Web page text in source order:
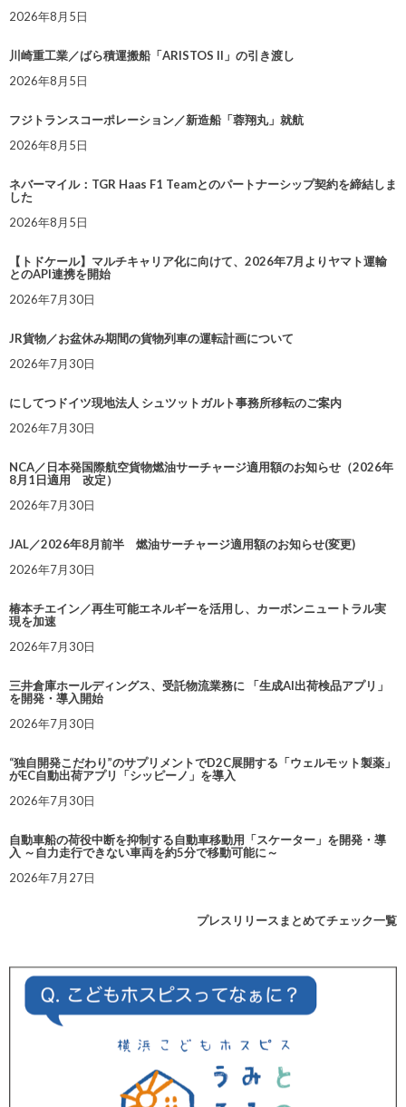
2026年8月5日
川崎重工業／ばら積運搬船「ARISTOS II」の引き渡し
2026年8月5日
フジトランスコーポレーション／新造船「蓉翔丸」就航
2026年8月5日
ネバーマイル：TGR Haas F1 Teamとのパートナーシップ契約を締結しま
した
2026年8月5日
【トドケール】マルチキャリア化に向けて、2026年7月よりヤマト運輸
とのAPI連携を開始
2026年7月30日
JR貨物／お盆休み期間の貨物列車の運転計画について
2026年7月30日
にしてつドイツ現地法人 シュツットガルト事務所移転のご案内
2026年7月30日
NCA／日本発国際航空貨物燃油サーチャージ適用額のお知らせ（2026年
8月1日適用 改定）
2026年7月30日
JAL／2026年8月前半 燃油サーチャージ適用額のお知らせ(変更)
2026年7月30日
椿本チエイン／再生可能エネルギーを活用し、カーボンニュートラル実
現を加速
2026年7月30日
三井倉庫ホールディングス、受託物流業務に 「生成AI出荷検品アプリ」
を開発・導入開始
2026年7月30日
“独自開発こだわり”のサプリメントでD2C展開する「ウェルモット製薬」
がEC自動出荷アプリ「シッピーノ」を導入
2026年7月30日
自動車船の荷役中断を抑制する自動車移動用「スケーター」を開発・導
入 ～自力走行できない車両を約5分で移動可能に～
2026年7月27日
プレスリリースまとめてチェック一覧